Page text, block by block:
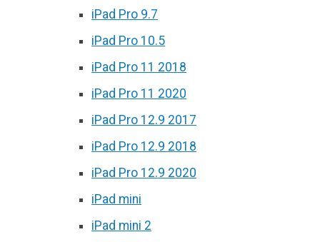
iPad Pro 9.7
iPad Pro 10.5
iPad Pro 11 2018
iPad Pro 11 2020
iPad Pro 12.9 2017
iPad Pro 12.9 2018
iPad Pro 12.9 2020
iPad mini
iPad mini 2